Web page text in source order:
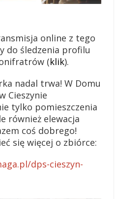
online z tego
do śledzenia profilu
(klik).
nadal trwa! W Domu
Cieszynie
tylko pomieszczenia
również elewacja
coś dobrego!
się więcej o zbiórce:
dps-cieszyn-